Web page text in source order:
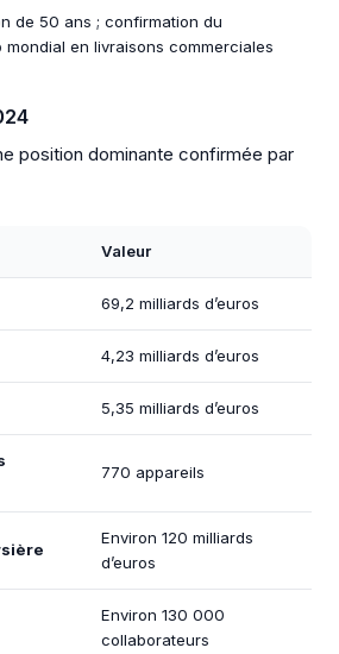
de 50 ans ; confirmation du
mondial en livraisons commerciales
position dominante confirmée par
Valeur
69,2 milliards d’euros
4,23 milliards d’euros
5,35 milliards d’euros
770 appareils
Environ 120 milliards
d’euros
Environ 130 000
collaborateurs